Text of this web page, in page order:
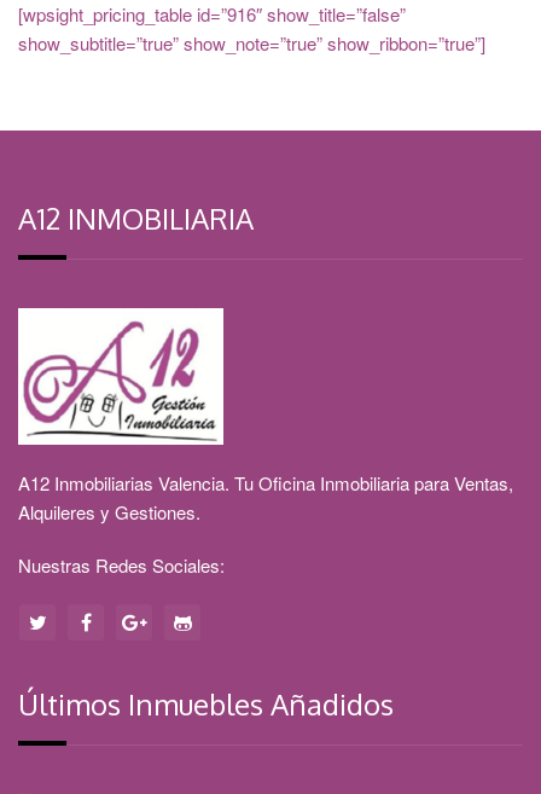
[wpsight_pricing_table id=”916″ show_title=”false”
show_subtitle=”true” show_note=”true” show_ribbon=”true”]
A12 INMOBILIARIA
A12 Inmobiliarias Valencia. Tu Oficina Inmobiliaria para Ventas,
Alquileres y Gestiones.
Nuestras Redes Sociales:
Últimos Inmuebles Añadidos